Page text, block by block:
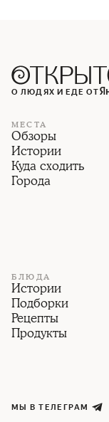
О ЛЮДЯХ И ЕДЕ ОТ
МЕСТА
Обзоры
Истории
Куда сходить
Города
БЛЮДА
Истории
Подборки
Рецепты
Продукты
МЫ В ТЕЛЕГРАМ